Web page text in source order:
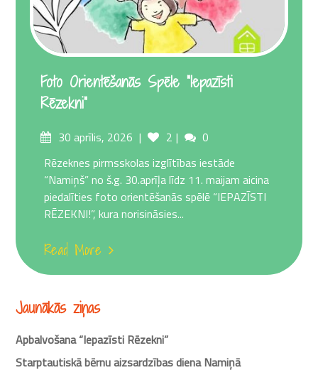
Foto Orientēšanās Spēle “Iepazīsti
Rēzekni”
Posted30 aprīlis, 2026 2 Comments
0
Rēzeknes pirmsskolas izglītības iestāde
“Namiņš” no š.g. 30.aprīļa līdz 11. maijam aicina
piedalīties foto orientēšanās spēlē “IEPAZĪSTI
RĒZEKNI!”, kura norisināsies...
Read More
Jaunākās ziņas
Apbalvošana “Iepazīsti Rēzekni”
Starptautiskā bērnu aizsardzības diena Namiņā